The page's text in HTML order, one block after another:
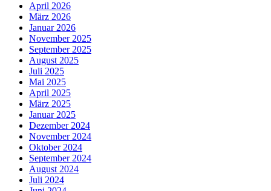
April 2026
März 2026
Januar 2026
November 2025
September 2025
August 2025
Juli 2025
Mai 2025
April 2025
März 2025
Januar 2025
Dezember 2024
November 2024
Oktober 2024
September 2024
August 2024
Juli 2024